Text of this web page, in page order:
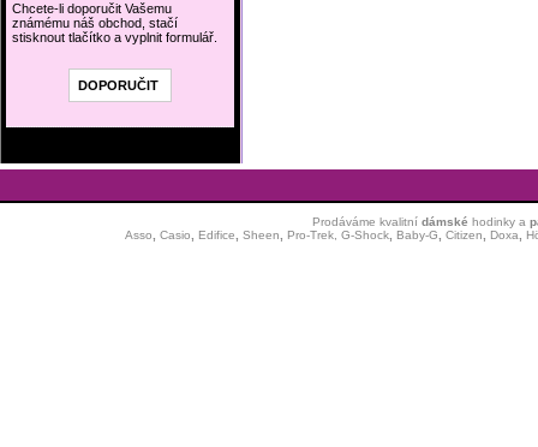
Chcete-li doporučit Vašemu
známému náš obchod, stačí
stisknout tlačítko a vyplnit formulář.
Prodáváme kvalitní dámské hodinkya
Asso
Casio Edifice Sheen Pro-Trek, G-Shock, Baby-G Citizen Doxa